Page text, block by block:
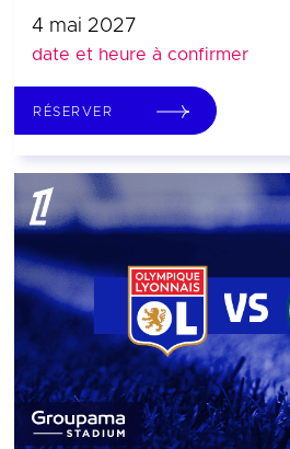
4 mai 2027
date et heure à confirmer
RÉSERVER